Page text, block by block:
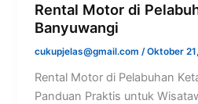
Rental Motor di
Banyuwangi
cukupjelas@gmail.com/Oktober
Rental Motor di Pelabuhan
Panduan Praktis untuk